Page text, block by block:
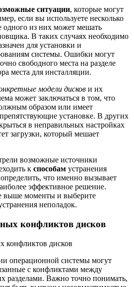
ситуации, которые могут
если вы используете несколько
одного из них может мешать
В таких случаях необходимо
для установки и
системы. Ошибки могут
свободного места на разделе
места для инсталляции.
модели дисков и их
может заключаться в том, что
образом или имеет
установке. В других
в неправильных настройках
загрузки, который мешает
возможные источники
к способам устранения
что именно вызывает
эффективное решение.
выше моменты и выберите
неполадок.
конфликтов дисков
операционной системы могут
с конфликтами между
разделами. Важно точно понимать,